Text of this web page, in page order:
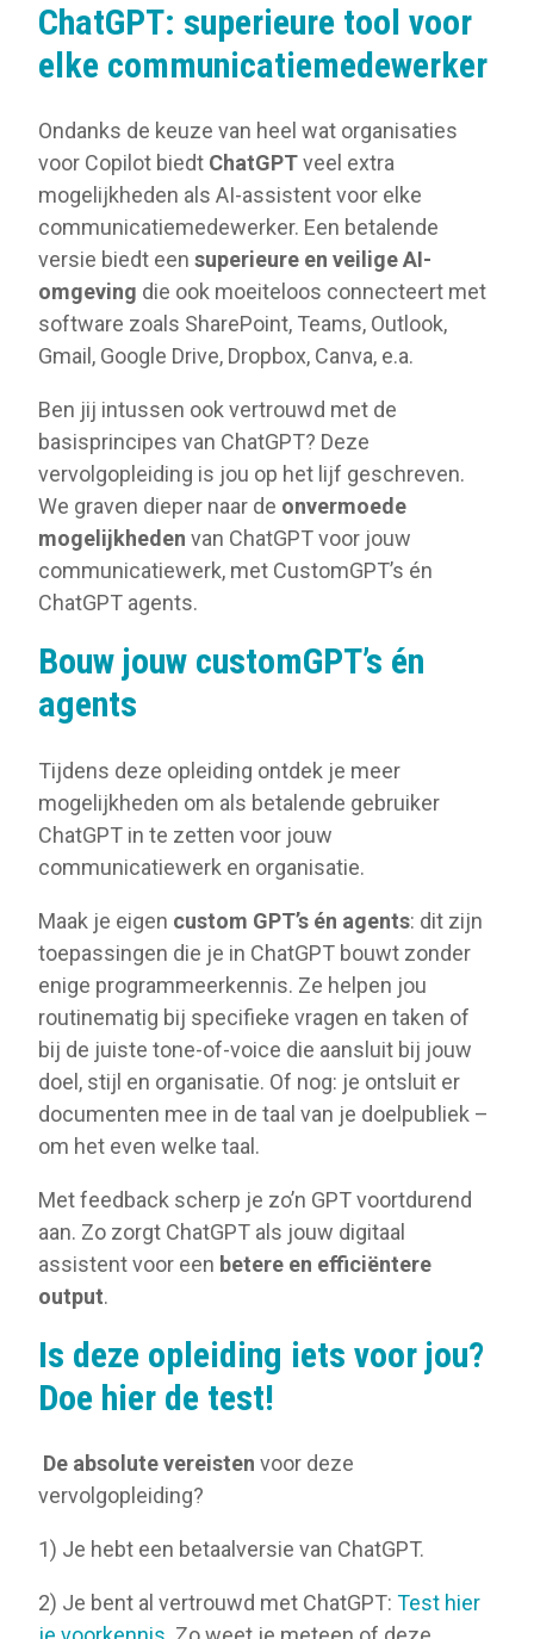
ChatGPT: superieure tool voor
elke communicatiemedewerker
Ondanks de keuze van heel wat organisaties
voor Copilot biedt ChatGPTveel extra
mogelijkheden als AI-assistent voor elke
communicatiemedewerker. Een betalende
versie biedt een superieure en veilige AI-
omgeving die ook moeiteloos connecteert met
software zoals SharePoint, Teams, Outlook,
Gmail, Google Drive, Dropbox, Canva, e.a.
Ben jij intussen ook vertrouwd met de
basisprincipes van ChatGPT? Deze
vervolgopleiding is jou op het lijf geschreven.
We graven dieper naar de onvermoede
mogelijkheden van ChatGPT voor jouw
communicatiewerk, met CustomGPT’s én
ChatGPT agents.
Bouw jouw customGPT’s én
agents
Tijdens deze opleiding ontdek je meer
mogelijkheden om als betalende gebruiker
ChatGPT in te zetten voor jouw
communicatiewerk en organisatie.
Maak je eigen custom GPT’s én agents: dit zijn
toepassingen die je in ChatGPT bouwt zonder
enige programmeerkennis. Ze helpen jou
routinematig bij specifieke vragen en taken of
bij de juiste tone-of-voice die aansluit bij jouw
doel, stijl en organisatie. Of nog: je ontsluit er
documenten mee in de taal van je doelpubliek –
om het even welke taal.
Met feedback scherp je zo’n GPT voortdurend
aan. Zo zorgt ChatGPT als jouw digitaal
assistent voor een betere en efficiëntere
output.
Is deze opleiding iets voor jou?
Doe hier de test!
De absolute vereisten voor deze
vervolgopleiding?
1) Je hebt een betaalversie van ChatGPT.
2) Je bent al vertrouwd met ChatGPT: Test hier